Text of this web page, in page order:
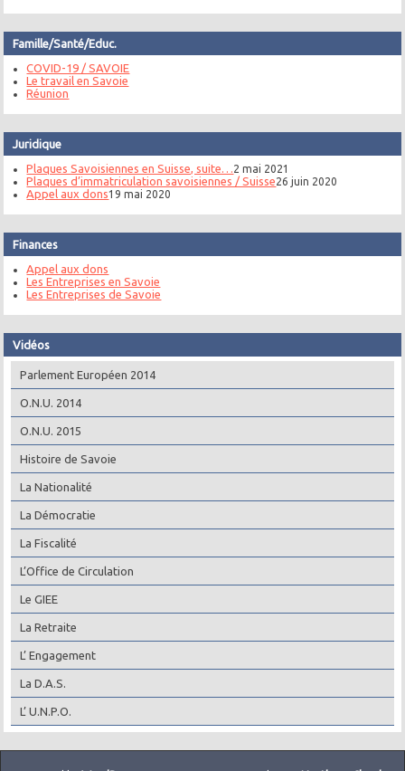
Famille/Santé/Educ.
COVID-19 / SAVOIE
Le travail en Savoie
Réunion
Juridique
Plaques Savoisiennes en Suisse, suite… 2 mai 2021
Plaques d’immatriculation savoisiennes / Suisse26 juin 2020
Appel aux dons19 mai 2020
Finances
Appel aux dons
Les Entreprises en Savoie
Les Entreprises de Savoie
Vidéos
Parlement Européen 2014
O.N.U. 2014
O.N.U. 2015
Histoire de Savoie
La Nationalité
La Démocratie
La Fiscalité
L’Office de Circulation
Le GIEE
La Retraite
L’ Engagement
La D.A.S.
L’ U.N.P.O.